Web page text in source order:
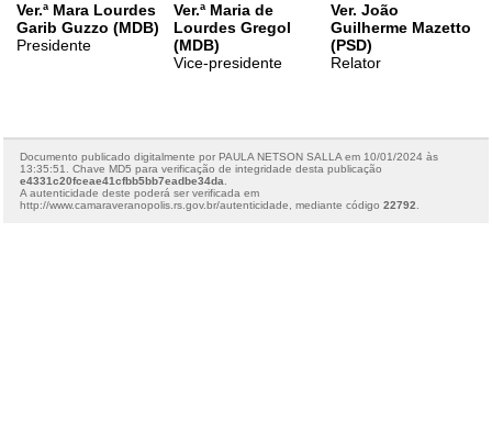
Ver.ª Mara Lourdes
Garib Guzzo (MDB)
Presidente
Ver.ª Maria de
Lourdes Gregol
(MDB)
Vice-presidente
Ver. João
Guilherme Mazetto
(PSD)
Relator
Documento publicado digitalmente por PAULA NETSON SALLA em 10/01/2024 às
13:35:51. Chave MD5 para verificação de integridade desta publicação
e4331c20fceae41cfbb5bb7eadbe34da
A autenticidade deste poderá ser verificada em
http://www.camaraveranopolis.rs.gov.br/autenticidade, mediante código 22792